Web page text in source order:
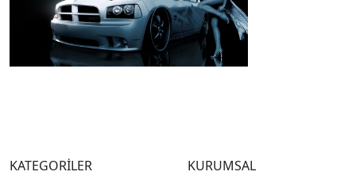
KATEGORİLER KURUMSAL